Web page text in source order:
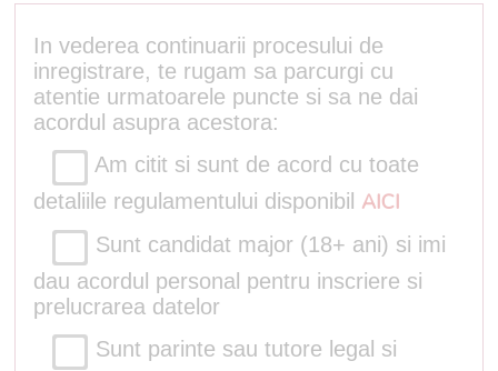
In vederea continuarii procesului de
inregistrare, te rugam sa parcurgi cu
atentie urmatoarele puncte si sa ne dai
acordul asupra acestora:
Am citit si sunt de acord cu toate
detaliile regulamentului disponibil AICI
Sunt candidat major (18+ ani) si imi
dau acordul personal pentru inscriere si
prelucrarea datelor
Sunt parinte sau tutore legal si